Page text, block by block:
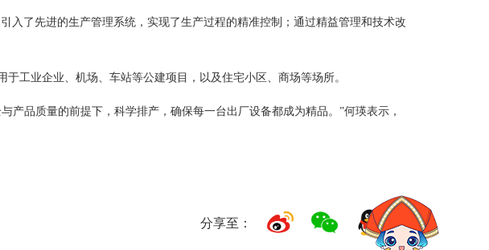
入了先进的生产管理系统，实现了生产过程的精准控制；通过精益管理和技术改
工业企业、机场、车站等公建项目，以及住宅小区、商场等场所。
品质量的前提下，科学排产，确保每一台出厂设备都成为精品。”何瑛表示，
分享至：